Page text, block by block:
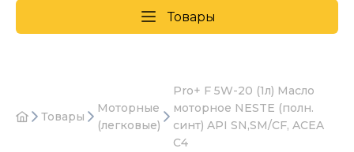
Товары
Товары
Моторные
(легковые)
Pro+ F 5W-20 (1л) Масло
моторное NESTE (полн.
синт) API SN,SM/CF, ACEA
C4